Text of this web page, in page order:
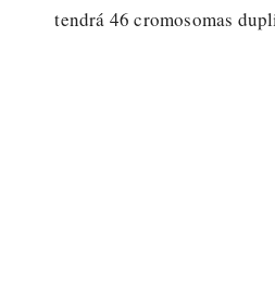
tendrá 46 cromosomas